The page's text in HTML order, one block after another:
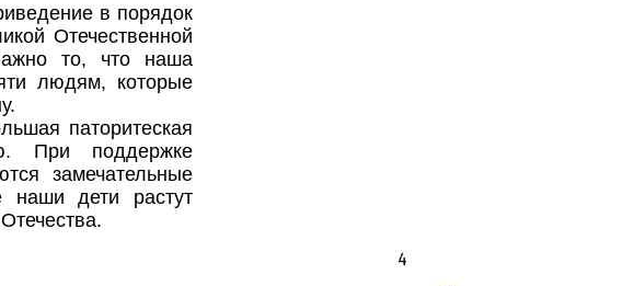
в порядок
Отечественной
то, что наша
людям, которые
паторитеская
При поддержке
замечательные
наши дети растут
4